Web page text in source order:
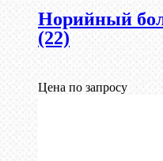
Норийный
(22)
Цена по запросу